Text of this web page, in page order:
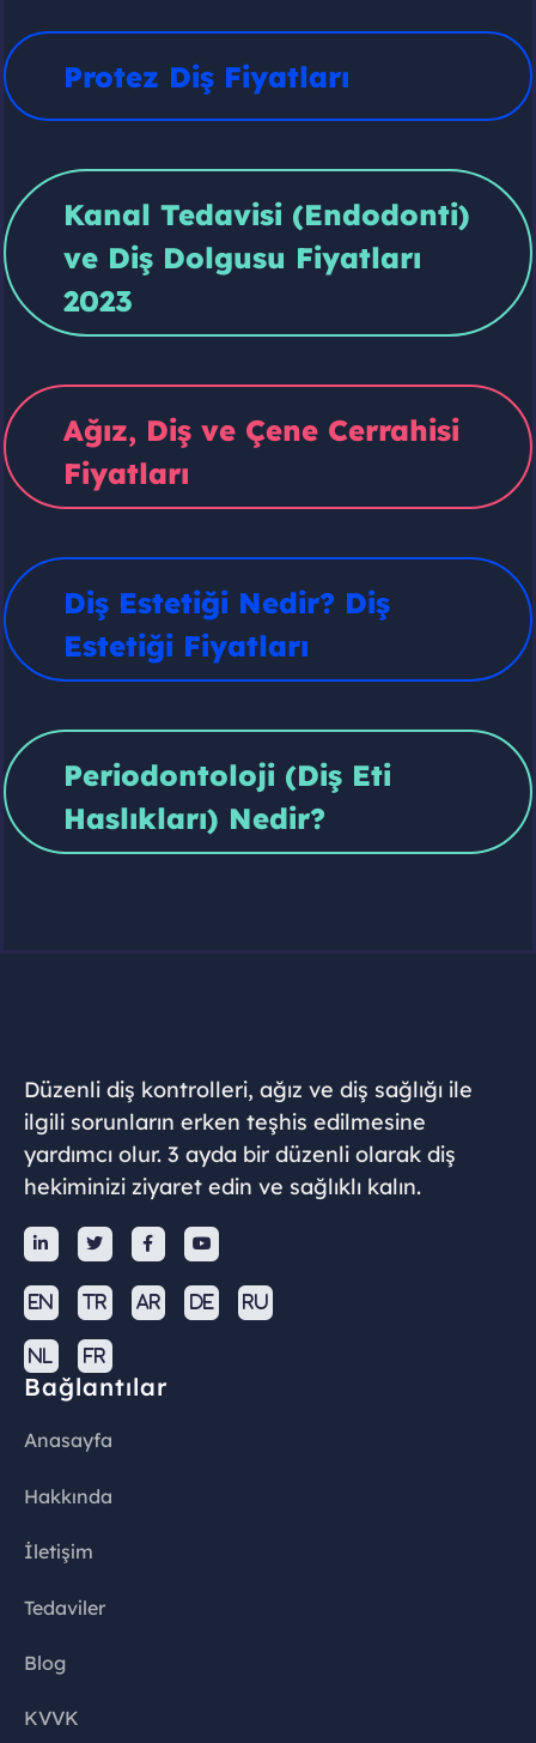
Protez Diş Fiyatları
Kanal Tedavisi (Endodonti)
ve Diş Dolgusu Fiyatları
2023
Ağız, Diş ve Çene Cerrahisi
Fiyatları
Diş Estetiği Nedir? Diş
Estetiği Fiyatları
Periodontoloji (Diş Eti
Haslıkları) Nedir?
Düzenli diş kontrolleri, ağız ve diş sağlığı ile
ilgili sorunların erken teşhis edilmesine
yardımcı olur. 3 ayda bir düzenli olarak diş
hekiminizi ziyaret edin ve sağlıklı kalın.
   
EN TR AR DE RU
NL FR
Bağlantılar
Anasayfa
Hakkında
İletişim
Tedaviler
Blog
KVVK